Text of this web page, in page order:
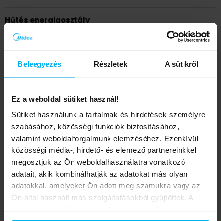
Beleegyezés Részletek A sütikről
Ez a weboldal sütiket használ!
Sütiket használunk a tartalmak és hirdetések személyre
szabásához, közösségi funkciók biztosításához,
valamint weboldalforgalmunk elemzéséhez. Ezenkívül
közösségi média-, hirdető- és elemező partnereinkkel
megosztjuk az Ön weboldalhasználatra vonatkozó
adatait, akik kombinálhatják az adatokat más olyan
adatokkal, amelyeket Ön adott meg számukra vagy az
Ön által használt más szolgáltatásokból gyűjtöttek. A
Hűtés energiaosztály
Fűtés energiaosztály
SCOP (W/W)
Lábtávolság (mm)